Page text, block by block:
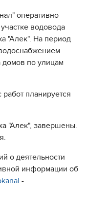
оперативно
водовода
"Алек". На период
домов по улицам
планируется
"Алек", завершены.
о деятельности
информации об
-